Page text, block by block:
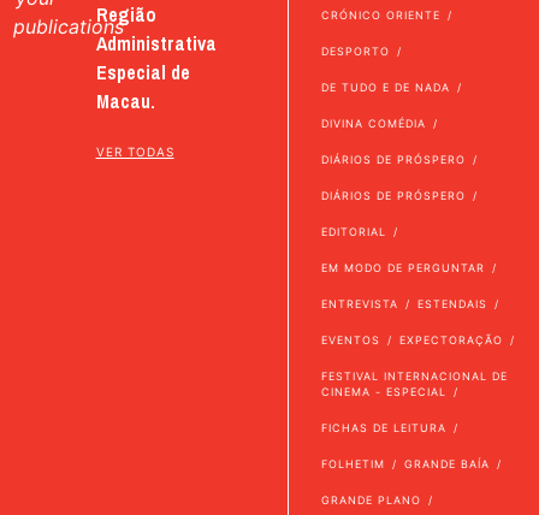
publicationsRegião
Administrativa
Especial de
Macau.
VER TODAS
CRÓNICO ORIENTE
DESPORTO
DE TUDO E DE NADA
DIVINA COMÉDIA
DIÁRIOS DE PRÓSPERO
DIÁRIOS DE PRÓSPERO
EDITORIAL
EM MODO DE PERGUNTAR
ENTREVISTA ESTENDAIS
EVENTOS EXPECTORAÇÃO
FESTIVAL INTERNACIONAL DE
CINEMA - ESPECIAL
FICHAS DE LEITURA
FOLHETIM GRANDE BAÍA
GRANDE PLANO